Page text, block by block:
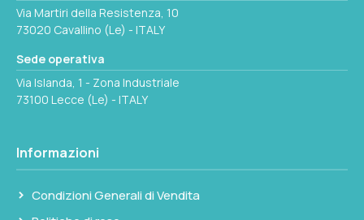
Via Martiri della Resistenza, 10
73020 Cavallino (Le) - ITALY
Sede operativa
Via Islanda, 1 - Zona Industriale
73100 Lecce (Le) - ITALY
Informazioni
Condizioni Generali di Vendita